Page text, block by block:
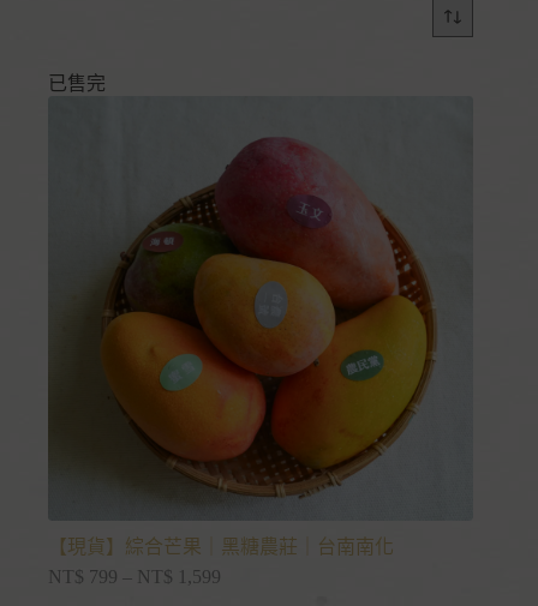
已售完
【現貨】綜合芒果｜黑糖農莊｜台南南化
NT$ 799 – NT$ 1,599